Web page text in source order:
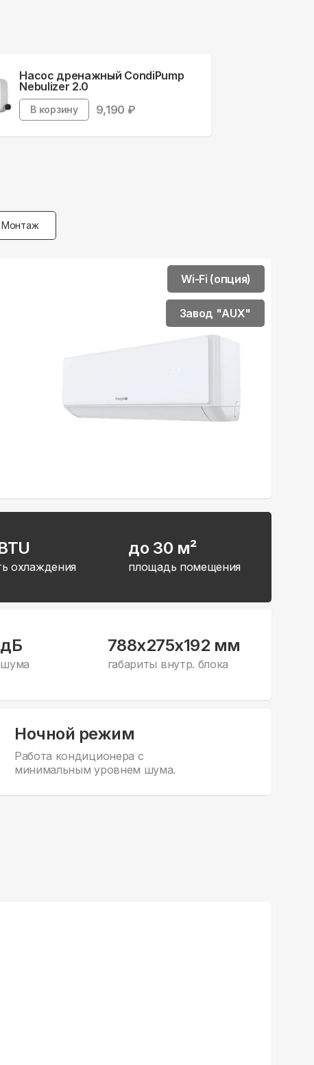
Насос дренажный CondiPump
Nebulizer 2.0
В корзину 9,190 ₽
Монтаж
Wi-Fi (опция)
Завод "AUX"
охлаждения
до 30 м²
площадь помещения
788x275x192 мм
габариты внутр. блока
Ночной режим
Работа кондиционера с
минимальным уровнем шума.